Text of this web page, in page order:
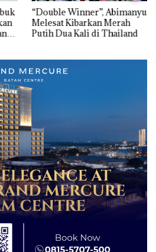
“Double Winner”, Abimanyu
Melesat Kibarkan Merah
Putih Dua Kali di Thailand